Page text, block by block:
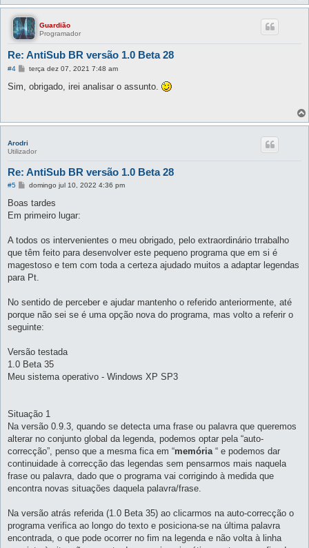
Guardião
Programador
Re: AntiSub BR versão 1.0 Beta 28
#4
M
n
m
terça dez 07, 2021 7:48 am
Sim, obrigado, irei analisar o assunto.
Arodri
Utilizador
Re: AntiSub BR versão 1.0 Beta 28
#5
M
n
a
m
domingo jul 10, 2022 4:36 pm
Boas tardes
Em primeiro lugar:
A todos os intervenientes o meu obrigado, pelo extraordinário trrabalho
que têm feito para desenvolver este pequeno programa que em si é
magestoso e tem com toda a certeza ajudado muitos a adaptar legendas
para Pt.
No sentido de perceber e ajudar mantenho o referido anteriormente, até
porque não sei se é uma opção nova do programa, mas volto a referir o
seguinte:
Versão testada
1.0 Beta 35
Meu sistema operativo - Windows XP SP3
Situação 1
Na versão 0.9.3, quando se detecta uma frase ou palavra que queremos
alterar no conjunto global da legenda, podemos optar pela “auto-
correcção”, penso que a mesma fica em “memória“ e podemos dar
continuidade à correcção das legendas sem pensarmos mais naquela
frase ou palavra, dado que o programa vai corrigindo à medida que
encontra novas situações daquela palavra/frase.
Na versão atrás referida (1.0 Beta 35) ao clicarmos na auto-correcção o
programa verifica ao longo do texto e posiciona-se na última palavra
encontrada, o que pode ocorrer no fim na legenda e não volta à linha